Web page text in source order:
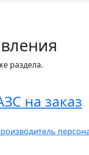
раздела.
на заказ